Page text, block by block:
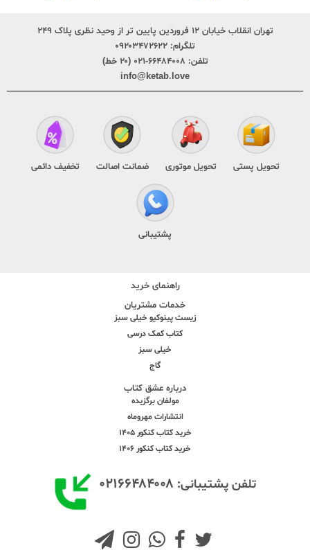
تهران انقلاب خیابان ۱۲ فروردین پایین تر از وحید نظری پلاک ۲۴۹
تلگرام: ۰۹۲۰۳۴۷۲۶۲۲
تلفن: ۶۶۴۸۴۰۰۸-۰۲۱ (۲۰ خط)
info@ketab.love
تحویل پستی تحویل موتوری ضمانت اصالت تخفیف دائمی
پشتیبانی
راهنمای خرید
خدمات مشتریان
زیست پینوکیو خیلی سبز
کتاب کمک درسی
خیلی سبز
گاج
درباره عشق کتاب
مولفان برگزیده
انتشارات مهروماه
خرید کتاب کنکور 1405
خرید کتاب کنکور 1406
تلفن پشتیبانی: ۰۲۱۶۶۴۸۴۰۰۸